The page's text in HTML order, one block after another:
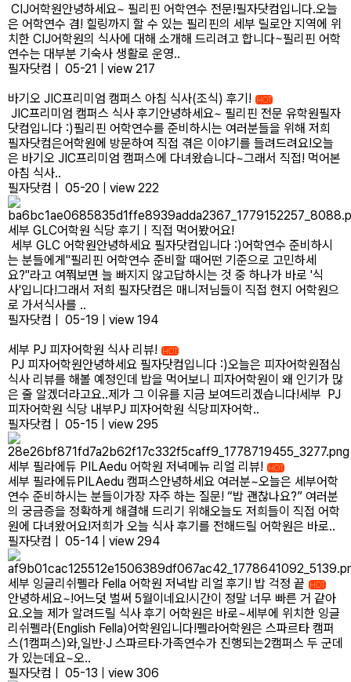
CIJ어학원안녕하세요~ 필리핀 어학연수 전문!필자닷컴입니다.오늘
은 어학연수 겸! 힐링까지 할 수 있는 필리핀의 세부 릴로안 지역에 위
치한 CIJ어학원의 식사에 대해 소개해 드리려고 합니다~필리핀 어학
연수는 대부분 기숙사 생활로 운영..
필자닷컴
05-21
view 217
바기오 JIC프리미엄 캠퍼스 아침 식사(조식) 후기!
HOT
JIC프리미엄 캠퍼스 식사 후기안녕하세요~ 필리핀 전문 유학원필자
닷컴입니다 :)필리핀 어학연수를 준비하시는 여러분들을 위해 저희
필자닷컴은어학원에 방문하여 직접 겪은 이야기를 들려드려요!오늘
은 바기오 JIC프리미엄 캠퍼스에 다녀왔습니다~그래서 직접! 먹어본
아침 식사..
필자닷컴
05-20 view 222
세부 GLC어학원 식당 후기ㅣ직접 먹어봤어요!
세부 GLC 어학원안녕하세요 필자닷컴입니다 :)어학연수 준비하시
는 분들에게"필리핀 어학연수 준비할 때어떤 기준으로 고민하세
요?"라고 여쭤보면 늘 빠지지 않고답하시는 것 중 하나가 바로 '식
사'입니다!그래서 저희 필자닷컴은 매니저님들이 직접 현지 어학원으
로 가서식사를 ..
필자닷컴
05-19
view 194
세부 PJ 피자어학원 식사 리뷰!
HOT
PJ 피자어학원안녕하세요 필자닷컴입니다 :)오늘은 피자어학원점심
식사 리뷰를 해볼 예정인데 밥을 먹어보니 피자어학원이 왜 인기가 많
은 줄 알겠더라고요..제가 그 이유를 지금 보여드리겠습니다!세부 PJ
피자어학원 식당 내부PJ 피자어학원 식당피자어학..
필자닷컴
05-15 view 295
세부 필라에듀 PILAedu 어학원 저녁메뉴 리얼 리뷰! HOT
세부 필라에듀PILAedu 캠퍼스안녕하세요 여러분~오늘은 세부어학
연수 준비하시는 분들이가장 자주 하는 질문! “밥 괜찮나요?” 여러분
의 궁금증을 정확하게 해결해 드리기 위해오늘도 저희들이 직접 어학
원에 다녀왔어요!저희가 오늘 식사 후기를 전해드릴 어학원은 바로..
필자닷컴
05-14 view 294
세부 잉글리쉬펠라 Fella 어학원 저녁밥 리얼 후기! 밥 걱정 끝 HOT
안녕하세요~!어느덧 벌써 5월이네요!시간이 정말 너무 빠른 거 같아
요.오늘 제가 알려드릴 식사 후기 어학원은 바로~세부에 위치한 잉글
리쉬펠라(English Fella)어학원입니다!펠라어학원은 스파르타 캠퍼
스(1캠퍼스)와,일반·J 스파르타·가족연수가 진행되는2캠퍼스 두 군데
가 있는데요~오..
필자닷컴
05-13 view 306